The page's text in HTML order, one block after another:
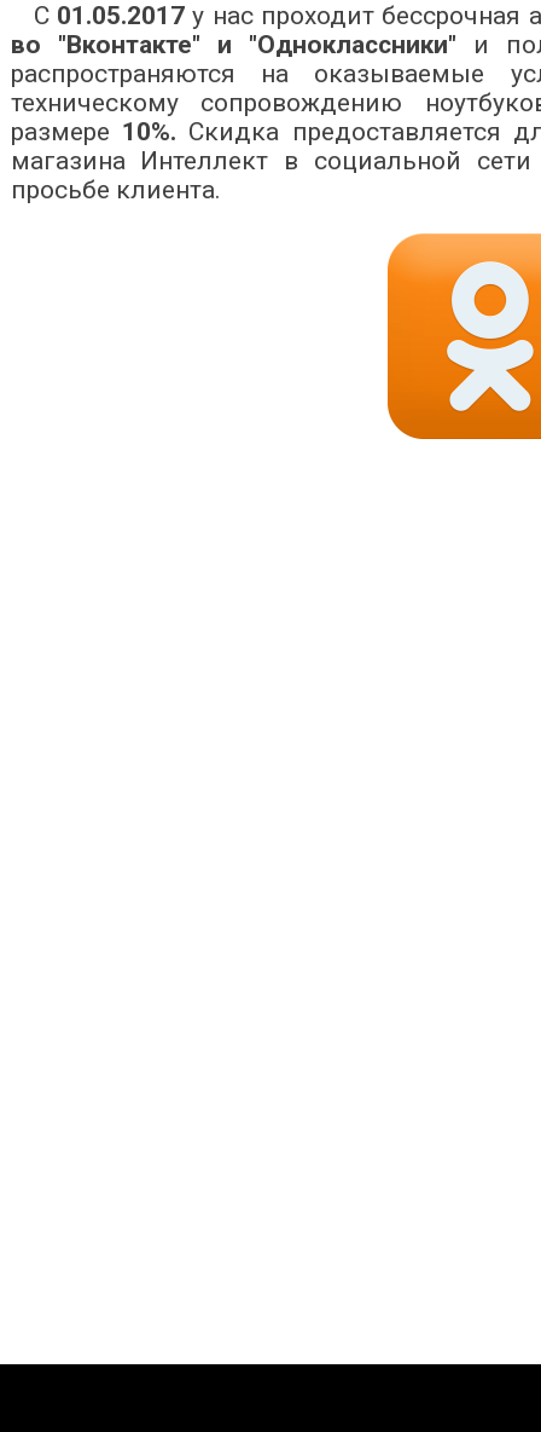
С 01.05.2017у нас проходит бессрочная
во "Вконтакте" и "Одноклассники" и
распространяются на оказываемые
техническому сопровождению
размере 10%. Скидка предоставляется
магазина Интеллект в социальной
просьбе клиента.